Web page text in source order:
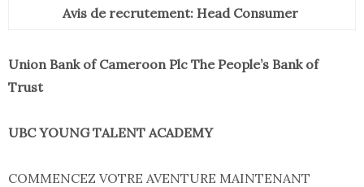
Avis de recrutement: Head Consumer
Union Bank of Cameroon Plc The People’s Bank of
Trust
UBC YOUNG TALENT ACADEMY
COMMENCEZ VOTRE AVENTURE MAINTENANT